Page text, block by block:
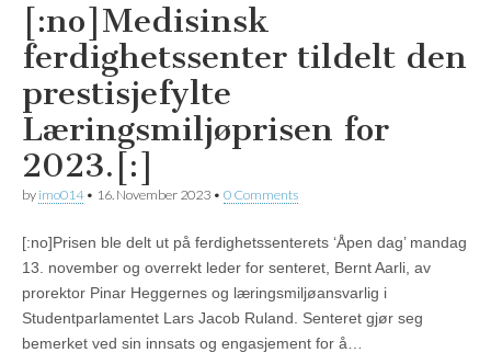
[:no]Medisinsk
ferdighetssenter tildelt den
prestisjefylte
Læringsmiljøprisen for
2023.[:]
by imo014• 16. November 2023 • 0 Comments
[:no]Prisen ble delt ut på ferdighetssenterets ‘Åpen dag’ mandag
13. november og overrekt leder for senteret, Bernt Aarli, av
prorektor Pinar Heggernes og læringsmiljøansvarlig i
Studentparlamentet Lars Jacob Ruland. Senteret gjør seg
bemerket ved sin innsats og engasjement for å…